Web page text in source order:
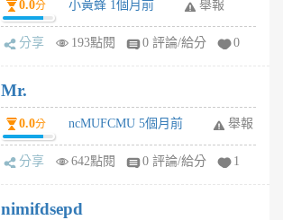
0.0分 小黃蜂 1個月前 舉報
分享 193點閱 0 評論/給分 0
Mr.
0.0分 ncMUFCMU 5個月前 舉報
分享 642點閱 0 評論/給分 1
nimifdsepd